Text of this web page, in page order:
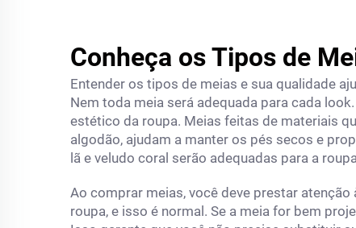
Conheça os Tipos de
Entender os tipos de meias e sua qualidade
Nem toda meia será adequada para cada
estético da roupa. Meias feitas de materiais
algodão, ajudam a manter os pés secos e
lã e veludo coral serão adequadas para a
Ao comprar meias, você deve prestar
roupa, e isso é normal. Se a meia for bem